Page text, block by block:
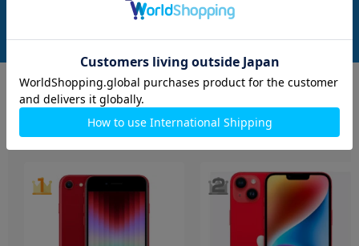
6,980 円 (税込)
在庫数：1
中古Cランク 5,980 円 (税込) 中古Cランク
もっと見る